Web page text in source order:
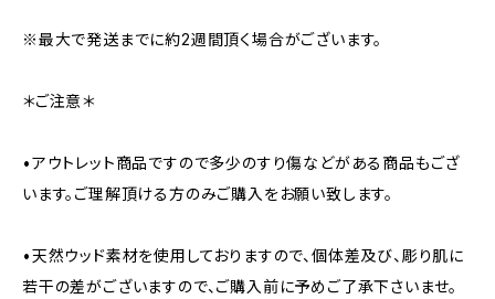
※最大で発送までに約2週間頂く場合がございます。
＊ご注意＊
•アウトレット商品ですので多少のすり傷などがある商品もござ
います。ご理解頂ける方のみご購入をお願い致します。
•天然ウッド素材を使用しておりますので、個体差及び、彫り肌に
若干の差がございますので、ご購入前に予めご了承下さいませ。